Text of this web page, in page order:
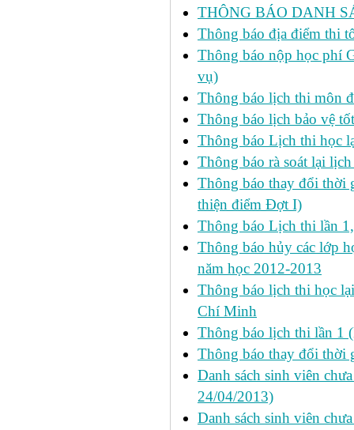
THÔNG BÁO DANH
Thông báo địa điểm thi
Thông báo nộp học phí
vụ)
Thông báo lịch thi môn
Thông báo lịch bảo vệ
Thông báo Lịch thi học
Thông báo rà soát lại
Thông báo thay đổi thời
thiện điểm Đợt I)
Thông báo Lịch thi lần
Thông báo hủy các lớp
năm học 2012-2013
Thông báo lịch thi học
Chí Minh
Thông báo lịch thi lần 1
Thông báo thay đổi thời
Danh sách sinh viên
24/04/2013)
Danh sách sinh viên